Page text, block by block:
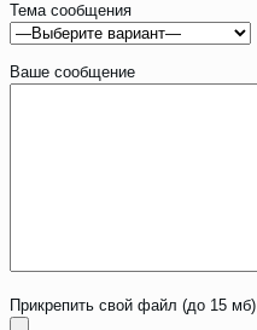
Тема сообщения
Ваше сообщение
Прикрепить свой файл (до 15 мб)